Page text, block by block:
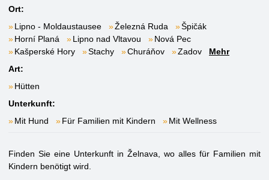
Ort:
Lipno - Moldaustausee
Železná Ruda
Špičák
Horní Planá
Lipno nad Vltavou
Nová Pec
Kašperské Hory
Stachy Churáňov Zadov
Mehr
Art:
Hütten
Unterkunft:
Mit Hund
Für Familien mit Kindern Mit Wellness
Finden Sie eine Unterkunft in Želnava, wo alles für Familien mit
Kindern benötigt wird.